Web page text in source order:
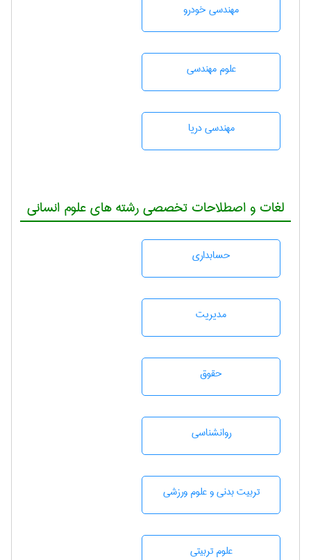
مهندسی خودرو
علوم مهندسی
مهندسی دریا
لغات و اصطلاحات تخصصی رشته های علوم انسانی
حسابداری
مديريت
حقوق
روانشناسی
تربيت بدنی و علوم ورزشی
علوم تربيتی